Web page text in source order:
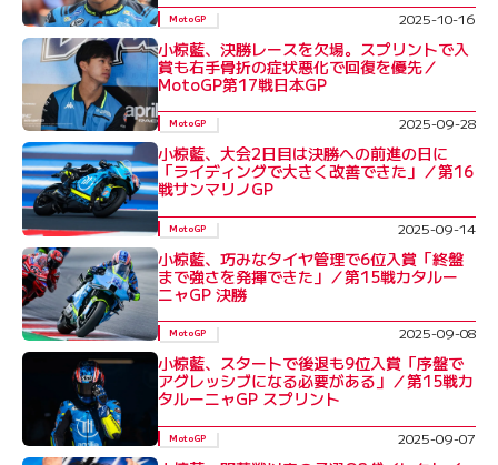
MotoGP 2025-10-16
小椋藍、決勝レースを欠場。スプリントで入
賞も右手骨折の症状悪化で回復を優先／
MotoGP第17戦日本GP
MotoGP 2025-09-28
小椋藍、大会2日目は決勝への前進の日に
「ライディングで大きく改善できた」／第16
戦サンマリノGP
MotoGP 2025-09-14
小椋藍、巧みなタイヤ管理で6位入賞「終盤
まで強さを発揮できた」／第15戦カタルー
ニャGP 決勝
MotoGP 2025-09-08
小椋藍、スタートで後退も9位入賞「序盤で
アグレッシブになる必要がある」／第15戦カ
タルーニャGP スプリント
MotoGP 2025-09-07